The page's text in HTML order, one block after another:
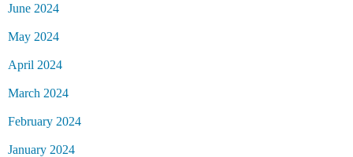
June 2024
May 2024
April 2024
March 2024
February 2024
January 2024